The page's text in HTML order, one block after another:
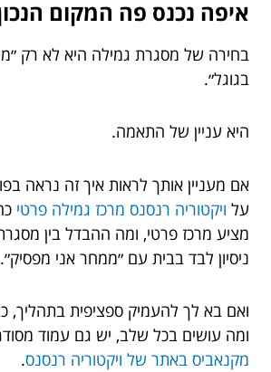
איפה נכנס פה המקום
בחירה של מסגרת גמילה היא לא רק
בגוגל״.
היא עניין של התאמה.
אם מעניין אותך לראות איך זה נראה
על ויקטוריה רנסנס מרכז גמילה פרטי
מציע מרכז פרטי, ומה ההבדל בין
ניסיון לבד בבית עם ״ממחר אני מפסיק״.
ואם בא לך להעמיק ספציפית בתהליך,
ומה עושים בכל שלב, יש גם עמוד
מקנאביס באתר של ויקטוריה רנסנס.